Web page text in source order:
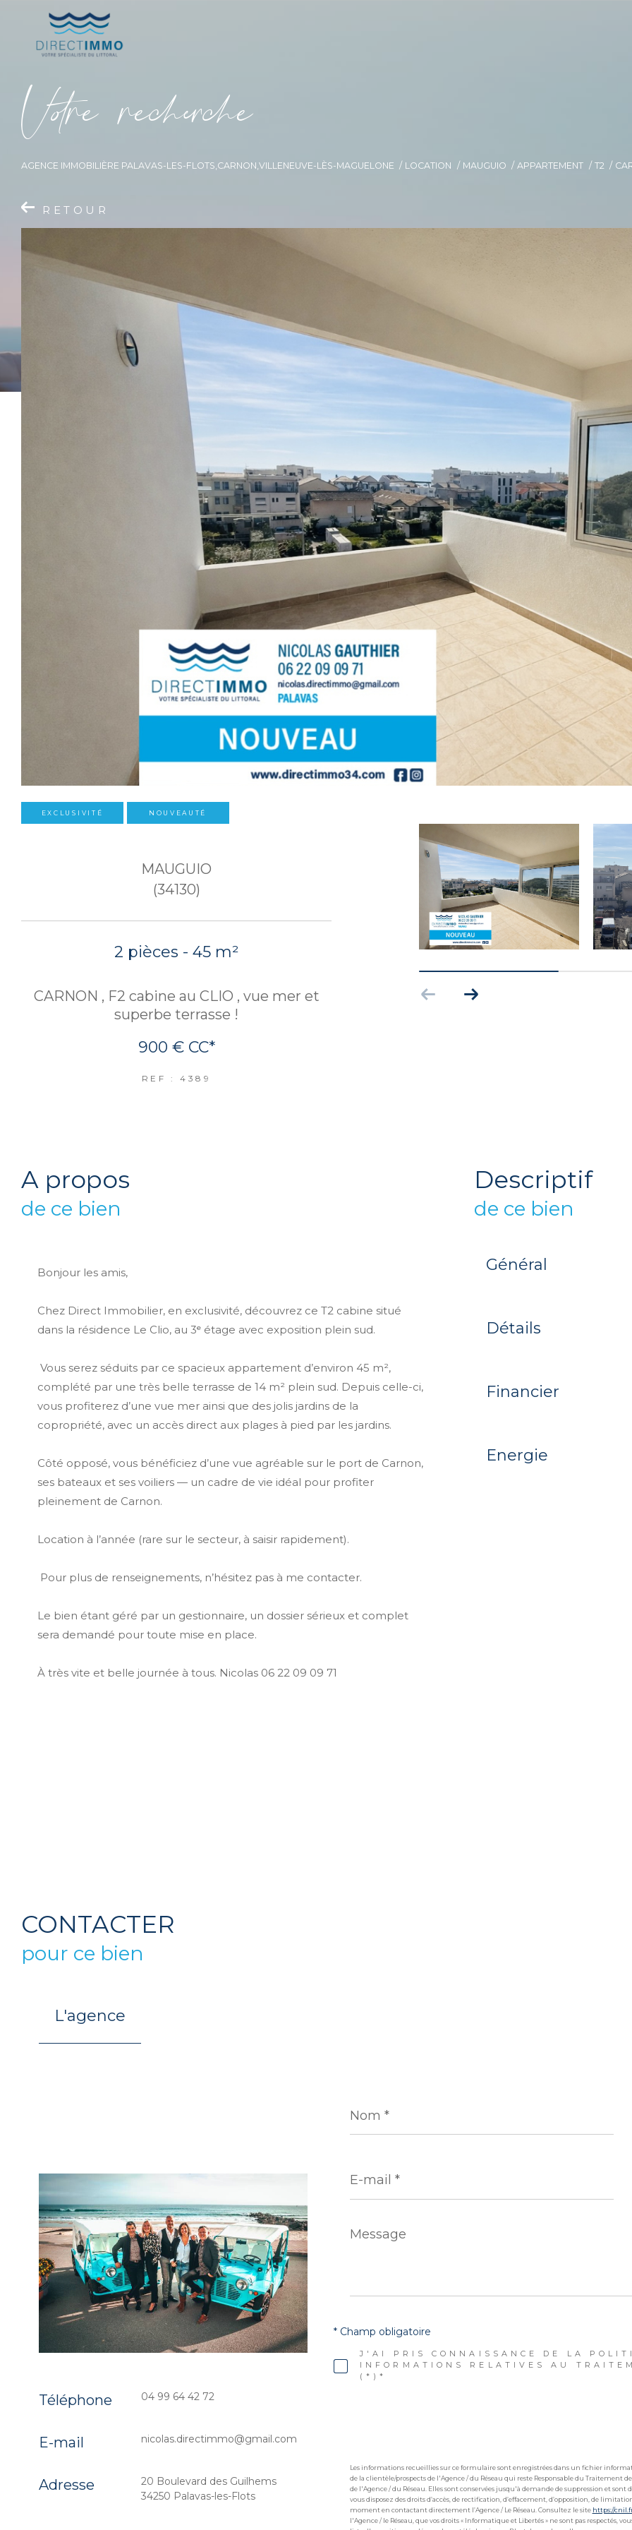
Vore recece
AGENCE IMMOBILIÈRE PALAVAS-LES-FLOTS,CARNON,VILLENEUVE-LÈS-MAGUELONE LOCATION MAUGUIO APPARTEMENT T2
RETOUR
EXCLUSIVITÉ NOUVEAUTÉ
MAUGUIO
(34130)
2 pièces - 45 m²
CARNON , F2 cabine au CLIO , vue mer et
superbe terrasse !
900 € CC*
REF : 4389
a propos
de ce bien
Bonjour les amis,
Chez Direct Immobilier, en exclusivité, découvrez ce T2 cabine situé
dans la résidence Le Clio, au 3ᵉ étage avec exposition plein sud.
Vous serez séduits par ce spacieux appartement d’environ 45 m²,
complété par une très belle terrasse de 14 m² plein sud. Depuis celle-ci,
vous profiterez d’une vue mer ainsi que des jolis jardins de la
copropriété, avec un accès direct aux plages à pied par les jardins.
Côté opposé, vous bénéficiez d’une vue agréable sur le port de Carnon,
ses bateaux et ses voiliers — un cadre de vie idéal pour profiter
pleinement de Carnon.
Location à l’année (rare sur le secteur, à saisir rapidement).
Pour plus de renseignements, n’hésitez pas à me contacter.
Le bien étant géré par un gestionnaire, un dossier sérieux et complet
sera demandé pour toute mise en place.
À très vite et belle journée à tous. Nicolas 06 22 09 09 71
descriptif
de ce bien
Général
Détails
Financier
Energie
CONTACTER
pour ce bien
L'agence
Téléphone 04 99 64 42 72
E-mail nicolas.directimmo@gmail.com
Adresse
20 Boulevard des Guilhems
34250 Palavas-les-Flots
*
mail
*
Message
*
J'AI PRIS CONNAISSANCE DE LA
INFORMATIONS RELATIVES AU
(*)*
* Champ obligatoire
Les informations recueillies sur ce formulaire sont enregistrées dans un fichier
de la clientèle/prospects de l'Agence / du Réseau qui reste Responsable du
de l'Agence / du Réseau. Elles sont conservées jusqu'à demande de suppression et
vous disposez des droits d’accès, de rectification, d’effacement, d’opposition, de
moment en contactant directement l’Agence / Le Réseau. Consultez le site https://
l'Agence / le Réseau, que vos droits « Informatique et Libertés » ne sont pas respectés,